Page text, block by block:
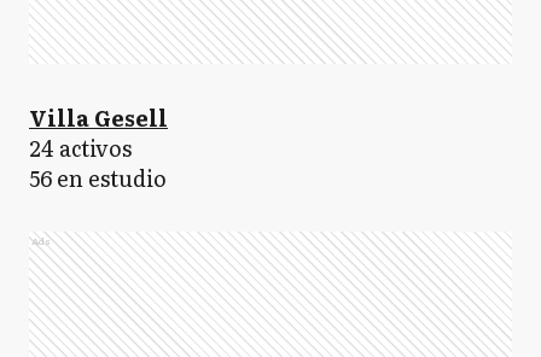
Villa Gesell
24 activos
56 en estudio
Ads